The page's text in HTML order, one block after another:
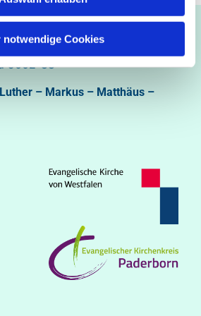
notwendige CookiesPaderborn
33098 Paderborn
5002-33
– Markus – Matthäus –